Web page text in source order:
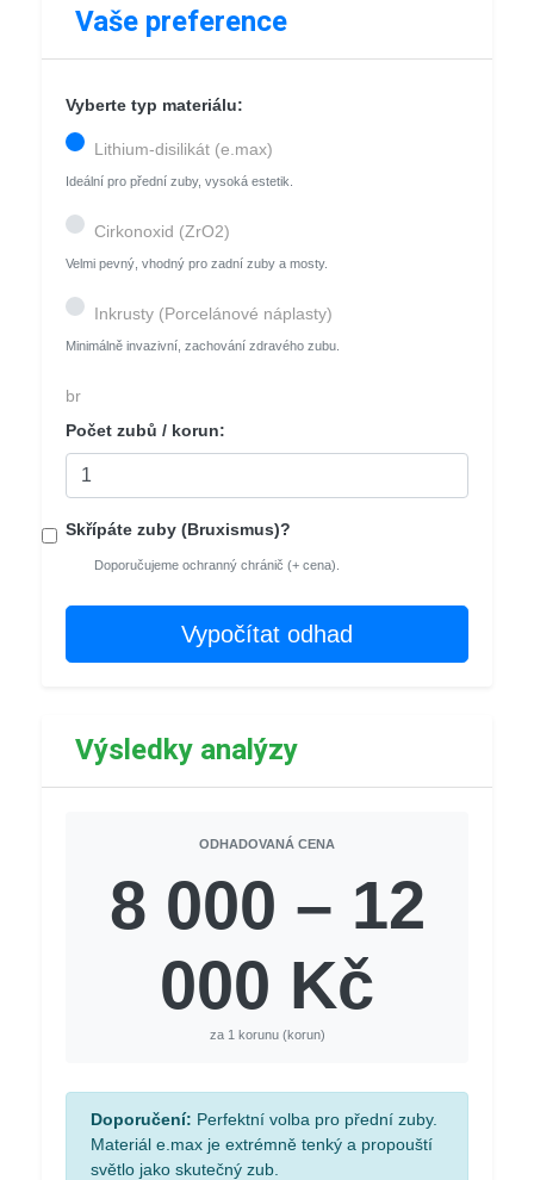
Vaše preference
Vyberte typ materiálu:
Lithium-disilikát (e.max)
Ideální pro přední zuby, vysoká estetik.
Cirkonoxid (ZrO2)
Velmi pevný, vhodný pro zadní zuby a mosty.
Inkrusty (Porcelánové náplasty)
Minimálně invazivní, zachování zdravého zubu.
br
Počet zubů / korun:
Skřípáte zuby (Bruxismus)?
Doporučujeme ochranný chránič (+ cena).
Vypočítat odhad
Výsledky analýzy
ODHADOVANÁ CENA
8 000 – 12
000 Kč
za 1 korunu (korun)
Doporučení: Perfektní volba pro přední zuby.
Materiál e.max je extrémně tenký a propouští
světlo jako skutečný zub.